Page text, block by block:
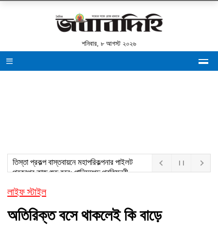
শনিবার, ৮ আগস্ট ২০২৬
তিস্তা প্রকল্প বাস্তবায়নে মহাপরিকল্পনার পাইলট
প্রকল্পের কাজ শুরু হবে: পানিসম্পদ প্রতিমন্ত্রী
লাইফ স্টাইল
অতিরিক্ত বসে থাকলেই কি বাড়ে